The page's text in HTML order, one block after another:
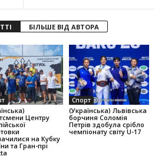
БІЛЬШЕ ВІД АВТОРА
Центру
на Кубку
та Гран-прі
Спорт
(Українська) Львівська
борчиня Соломія
Петрів здобула срібло
чемпіонату світу U-17